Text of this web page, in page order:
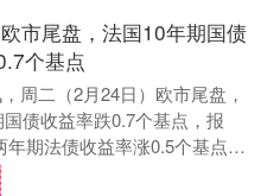
市尾盘，法国10年期国债
个基点
周二（2月24日）欧市尾盘，
债收益率跌0.7个基点，报
年期法债收益率涨0.5个基点，
益率跌1.3个基点....